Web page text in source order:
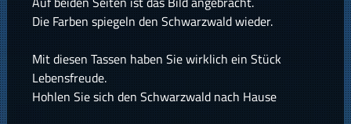
Die Farben spiegeln den Schwarzwald wieder.
Mit diesen Tassen haben Sie wirklich ein Stück
Lebensfreude.
Hohlen Sie sich den Schwarzwald nach Hause